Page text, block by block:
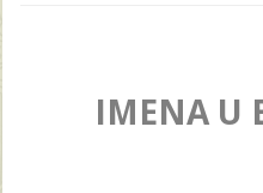
IMENA U